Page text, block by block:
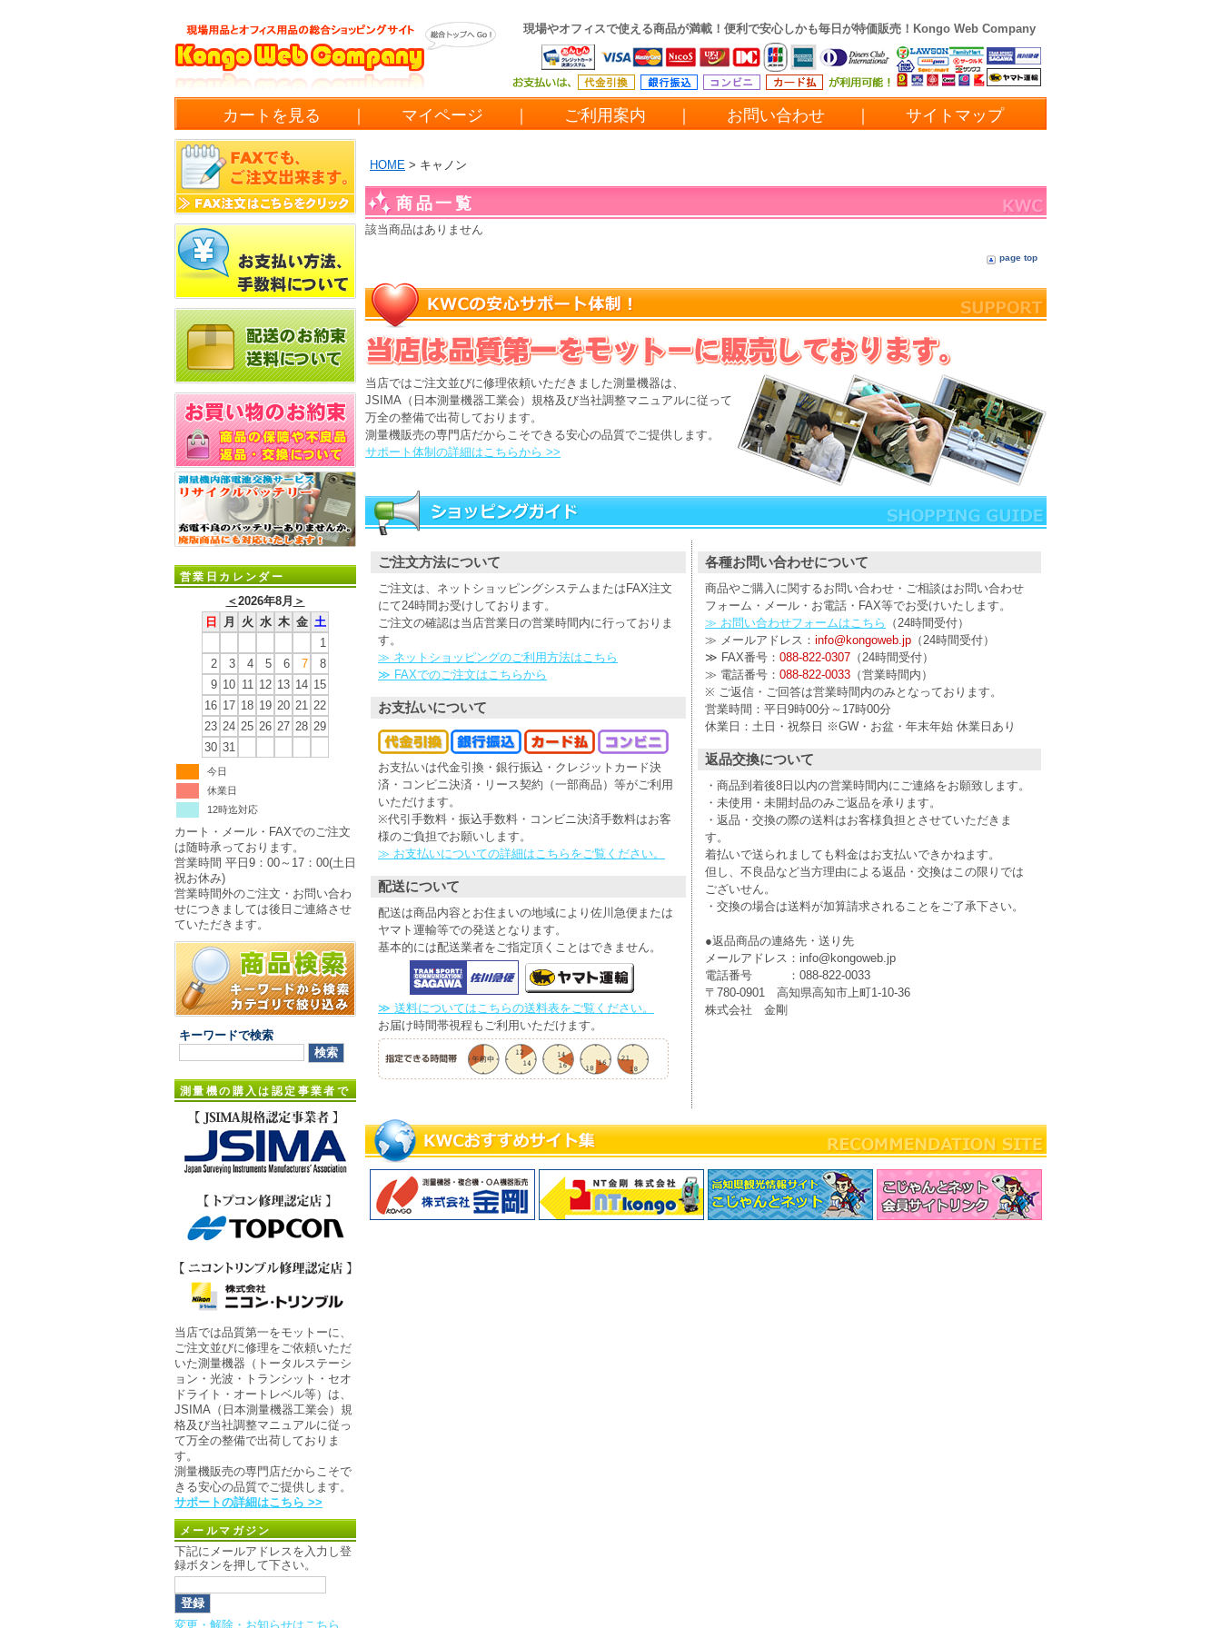
Kongo Web Company
現場やオフィスで使える商品が満載！便利で安心しかも毎日が特価販売！
カートを見る マイページ ご利用案内 お問い合わせ サイトマップ
営業日カレンダー
＜2026年8月 ＞
日
月 火 水 木 金 土
1
2
3 4 5 6 7
8
9 10 11 12 13 14 15
16 17 18 19 20 21 22
23 24 25 26 27 28 29
30 31
今日
休業日
12時迄対応
カート・メール・FAXでのご注文
は随時承っております。
営業時間 平日9：00～17：00(土日
祝お休み)
営業時間外のご注文・お問い合わ
せにつきましては後日ご連絡させ
ていただきます。
キーワードで検索
測量機の購入は認定事業者で
当店では品質第一をモットーに、
ご注文並びに修理をご依頼いただ
いた測量機器（トータルステーシ
ョン・光波・トランシット・セオ
ドライト・オートレベル等）は、
JSIMA（日本測量機器工業会）規
格及び当社調整マニュアルに従っ
て万全の整備で出荷しておりま
す。
測量機販売の専門店だからこそで
きる安心の品質でご提供します。
サポートの詳細はこちら >>
メールマガジン
下記にメールアドレスを入力し登
録ボタンを押して下さい。
変更・解除・お知らせはこちら
HOME > キャノン
商品一覧
該当商品はありません
page top
当店ではご注文並びに修理依頼いただきました測量機器は、
JSIMA（日本測量機器工業会）規格及び当社調整マニュアルに従って
万全の整備で出荷しております。
測量機販売の専門店だからこそできる安心の品質でご提供します。
サポート体制の詳細はこちらから >>
ご注文方法について
ご注文は、ネットショッピングシステムまたはFAX注文
にて24時間お受けしております。
ご注文の確認は当店営業日の営業時間内に行っておりま
す。
≫ ネットショッピングのご利用方法はこちら
≫ FAXでのご注文はこちらから
お支払いについて
お支払いは代金引換・銀行振込・クレジットカード決
済・コンビニ決済・リース契約（一部商品）等がご利用
いただけます。
※代引手数料・振込手数料・コンビニ決済手数料はお客
様のご負担でお願いします。
≫ お支払いについての詳細はこちらをご覧ください。
配送について
配送は商品内容とお住まいの地域により佐川急便または
ヤマト運輸等での発送となります。
基本的には配送業者をご指定頂くことはできません。
≫ 送料についてはこちらの送料表をご覧ください。
お届け時間帯視程もご利用いただけます。
各種お問い合わせについて
商品やご購入に関するお問い合わせ・ご相談はお問い合わせ
フォーム・メール・お電話・FAX等でお受けいたします。
≫ お問い合わせフォームはこちら
（24時間受付）
≫ メールアドレス： info@kongoweb.jp （24時間受付）
≫ FAX番号： 088-822-0307 （24時間受付）
≫ 電話番号： 088-822-0033 （営業時間内）
※ ご返信・ご回答は営業時間内のみとなっております。
営業時間：平日9時00分～17時00分
休業日：土日・祝祭日 ※GW・お盆・年末年始 休業日あり
返品交換について
・商品到着後8日以内の営業時間内にご連絡をお願致します。
・未使用・未開封品のみご返品を承ります。
・返品・交換の際の送料はお客様負担とさせていただきま
す。
着払いで送られましても料金はお支払いできかねます。
但し、不良品など当方理由による返品・交換はこの限りでは
ございせん。
・交換の場合は送料が加算請求されることをご了承下さい。
●返品商品の連絡先・送り先
メールアドレス：info@kongoweb.jp
電話番号 ：088-822-0033
〒780-0901 高知県高知市上町1-10-36
株式会社 金剛